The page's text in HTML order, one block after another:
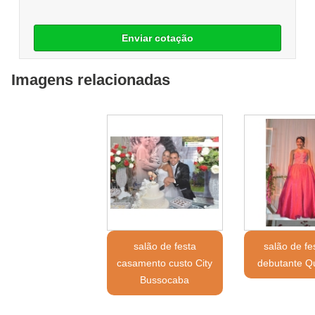
Enviar cotação
Imagens relacionadas
salão de festa
casamento custo City
Bussocaba
salão de
debutante